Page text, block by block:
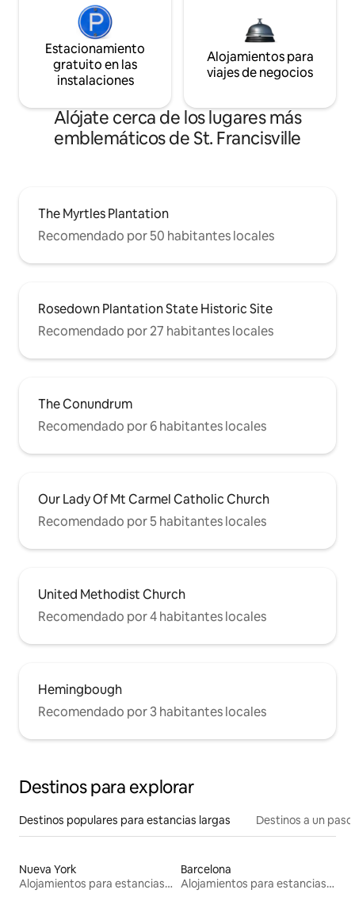
Estacionamiento
gratuito en las
instalaciones
Alojamientos para
viajes de negocios
Alójate cerca de los lugares más
emblemáticos de St. Francisville
The Myrtles Plantation
Recomendado por 50 habitantes locales
Rosedown Plantation State Historic Site
Recomendado por 27 habitantes locales
The Conundrum
Recomendado por 6 habitantes locales
Our Lady Of Mt Carmel Catholic Church
Recomendado por 5 habitantes locales
United Methodist Church
Recomendado por 4 habitantes locales
Hemingbough
Recomendado por 3 habitantes locales
Destinos para explorar
Destinos populares para estancias largas Destinos a un
Nueva York
Alojamientos para estancias largas
Barcelona
Alojamientos para estancias largas